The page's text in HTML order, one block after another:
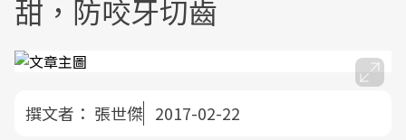
甜，防咬牙切齒
撰文者： 張世傑 2017-02-22